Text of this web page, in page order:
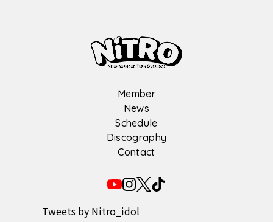
Member
News
Schedule
Discography
Contact
Tweets by Nitro_idol